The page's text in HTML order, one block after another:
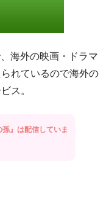
海外の映画・ドラマ
れているので海外の
ス。
』は配信していま